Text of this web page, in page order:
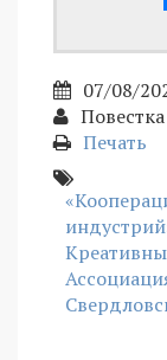
07/08/
Печать